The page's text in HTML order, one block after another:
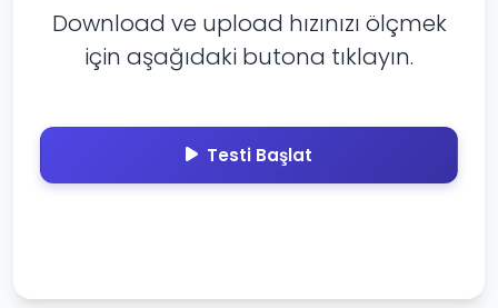
Download ve upload hızınızı ölçmek
için aşağıdaki butona tıklayın.
Testi Başlat